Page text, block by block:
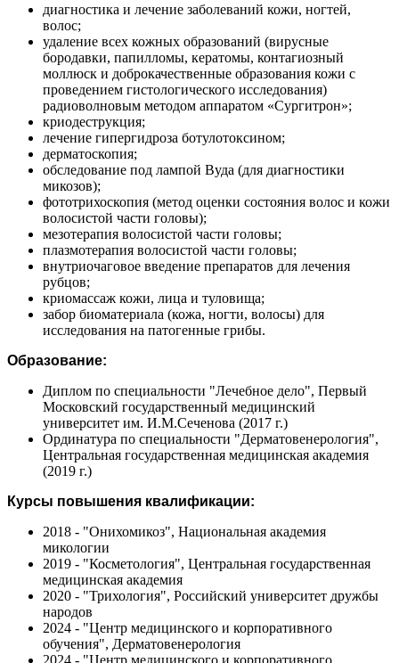
диагностика и лечение заболеваний кожи, ногтей,
волос;
удаление всех кожных образований (вирусные
бородавки, папилломы, кератомы, контагиозный
моллюск и доброкачественные образования кожи с
проведением гистологического исследования)
радиоволновым методом аппаратом «Сургитрон»;
криодеструкция;
лечение гипергидроза ботулотоксином;
дерматоскопия;
обследование под лампой Вуда (для диагностики
микозов);
фототрихоскопия (метод оценки состояния волос и кожи
волосистой части головы);
мезотерапия волосистой части головы;
плазмотерапия волосистой части головы;
внутриочаговое введение препаратов для лечения
рубцов;
криомассаж кожи, лица и туловища;
забор биоматериала (кожа, ногти, волосы) для
исследования на патогенные грибы.
Образование:
Диплом по специальности "Лечебное дело", Первый
Московский государственный медицинский
университет им. И.М.Сеченова (2017 г.)
Ординатура по специальности "Дерматовенерология",
Центральная государственная медицинская академия
(2019 г.)
Курсы повышения квалификации:
2018 - "Онихомикоз", Национальная академия
микологии
2019 - "Косметология", Центральная государственная
медицинская академия
2020 - "Трихология", Российский университет дружбы
народов
2024 - "Центр медицинского и корпоративного
обучения", Дерматовенерология
2024 - "Центр медицинского и корпоративного